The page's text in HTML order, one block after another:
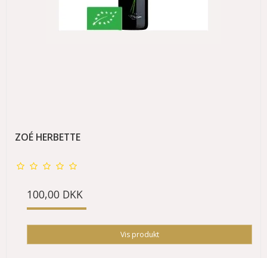
ZOÉ HERBETTE
100,00 DKK
Vis produkt